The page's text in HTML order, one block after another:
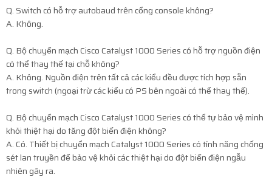
Q. Switch có hỗ trợ autobaud trên cổng console không?
A. Không.
Q. Bộ chuyển mạch Cisco Catalyst 1000 Series có hỗ trợ nguồn điện
có thể thay thế tại chỗ không?
A. Không. Nguồn điện trên tất cả các kiểu đều được tích hợp sẵn
trong switch (ngoại trừ các kiểu có PS bên ngoài có thể thay thế).
Q. Bộ chuyển mạch Cisco Catalyst 1000 Series có thể tự bảo vệ mình
khỏi thiệt hại do tăng đột biến điện không?
A. Có. Thiết bị chuyển mạch Catalyst 1000 Series có tính năng chống
sét lan truyền để bảo vệ khỏi các thiệt hại do đột biến điện ngẫu
nhiên gây ra.